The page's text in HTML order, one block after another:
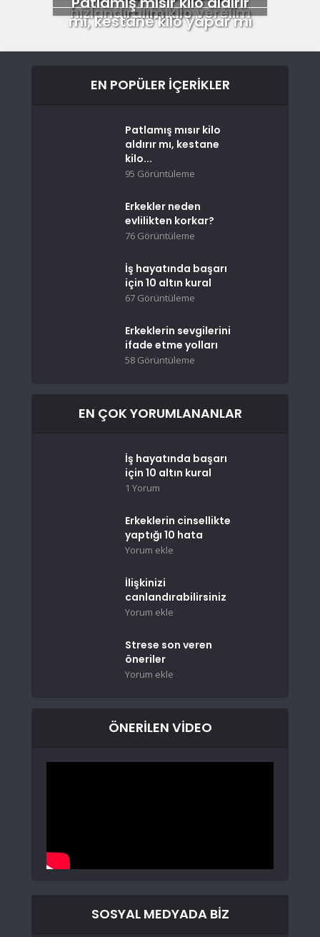
yanlışları...
hızlandıralım kilo verelim
mı, kestane kilo yapar mı
EN POPÜLER İÇERIKLER
Patlamış mısır kilo
aldırır mı, kestane
kilo...
95 Görüntüleme
Erkekler neden
evlilikten korkar?
76 Görüntüleme
İş hayatında başarı
için 10 altın kural
67 Görüntüleme
Erkeklerin sevgilerini
ifade etme yolları
58 Görüntüleme
EN ÇOK YORUMLANANLAR
İş hayatında başarı
için 10 altın kural
1 Yorum
Erkeklerin cinsellikte
yaptığı 10 hata
Yorum ekle
İlişkinizi
canlandırabilirsiniz
Yorum ekle
Strese son veren
öneriler
Yorum ekle
ÖNERİLEN VİDEO
SOSYAL MEDYADA BİZ